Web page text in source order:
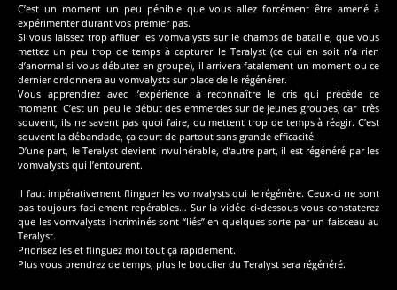
C’est un moment un peu pénible que vous allez forcément être amené à
expérimenter durant vos premier pas.
Si vous laissez trop affluer les vomvalysts sur le champs de bataille, que vous
mettez un peu trop de temps à capturer le Teralyst (ce qui en soit n’a rien
d’anormal si vous débutez en groupe), il arrivera fatalement un moment ou ce
dernier ordonnera au vomvalysts sur place de le régénérer.
Vous apprendrez avec l’expérience à reconnaître le cris qui précède ce
moment. C’est un peu le début des emmerdes sur de jeunes groupes, car très
souvent, ils ne savent pas quoi faire, ou mettent trop de temps à réagir. C’est
souvent la débandade, ça court de partout sans grande efficacité.
D’une part, le Teralyst devient invulnérable, d’autre part, il est régénéré par les
vomvalysts qui l’entourent.
Il faut impérativement flinguer les vomvalysts qui le régénère. Ceux-ci ne sont
pas toujours facilement repérables… Sur la vidéo ci-dessous vous constaterez
que les vomvalysts incriminés sont “liés” en quelques sorte par un faisceau au
Teralyst.
Priorisez les et flinguez moi tout ça rapidement.
Plus vous prendrez de temps, plus le bouclier du Teralyst sera régénéré.